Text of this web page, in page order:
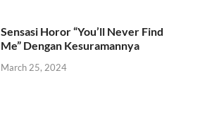
Sensasi Horor “You’ll Never Find
Me” Dengan Kesuramannya
March 25, 2024